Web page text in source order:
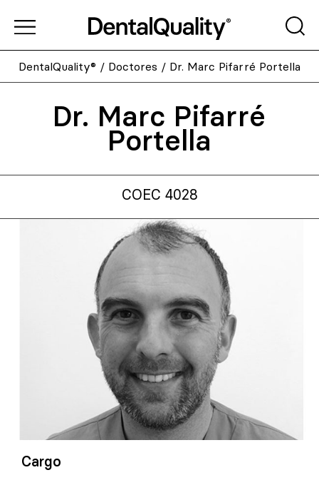
DentalQuality® / Doctores / Dr. Marc Pifarré Portella
Dr. Marc Pifarré
Portella
COEC 4028
Cargo